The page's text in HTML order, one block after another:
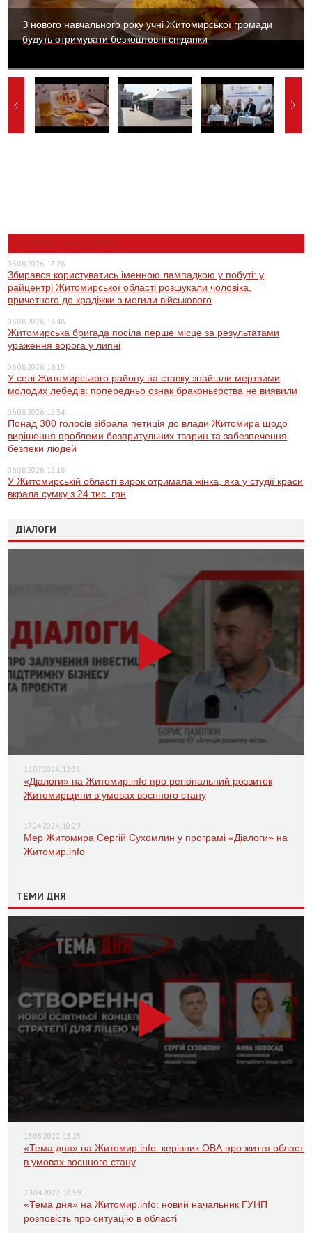
З нового навчального року учні Житомирської громади
будуть отримувати безкоштовні сніданки
НОВИНИ ЖИТОМИРА
06.08.2026, 17:28
Збирався користуватись іменною лампадкою у побуті: у
райцентрі Житомирської області розшукали чоловіка,
причетного до крадіжки з могили військового
06.08.2026, 16:48
Житомирська бригада посіла перше місце за результатами
ураження ворога у липні
06.08.2026, 16:15
У селі Житомирського району на ставку знайшли мертвими
молодих лебедів: попередньо ознак браконьєрства не виявили
06.08.2026, 15:54
Понад 300 голосів зібрала петиція до влади Житомира щодо
вирішення проблеми безпритульних тварин та забезпечення
безпеки людей
06.08.2026, 15:18
У Житомирській області вирок отримала жінка, яка у студії краси
вкрала сумку з 24 тис. грн
ДІАЛОГИ
12.07.2024, 12:36
«Діалоги» на Житомир.info про регіональний розвиток
Житомирщини в умовах воєнного стану
17.04.2024, 10:29
Мер Житомира Сергій Сухомлин у програмі «Діалоги» на
Житомир.info
ТЕМИ ДНЯ
13.05.2022, 13:25
«Тема дня» на Житомир.info: керівник ОВА про життя області
в умовах воєнного стану
29.04.2022, 10:59
«Тема дня» на Житомир.info: новий начальник ГУНП
розповість про ситуацію в області